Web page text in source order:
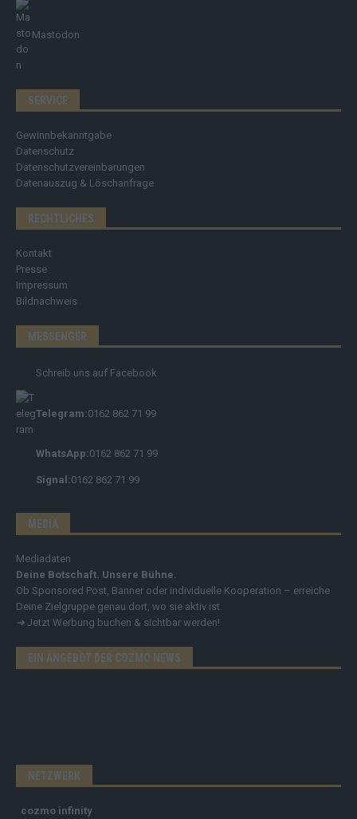
Mastodon
SERVICE
Gewinnbekanntgabe
Datenschutz
Datenschutzvereinbarungen
Datenauszug & Löschanfrage
RECHTLICHES
Kontakt
Presse
Impressum
Bildnachweis
MESSENGER
Schreib uns auf Facebook
Telegram:0162 862 71 99
WhatsApp:0162 862 71 99
Signal:0162 862 71 99
MEDIA
Mediadaten
Deine Botschaft. Unsere Bühne.
Ob Sponsored Post, Banner oder individuelle Kooperation – erreiche
Deine Zielgruppe genau dort, wo sie aktiv ist.
➔ Jetzt Werbung buchen & sichtbar werden!
EIN ANGEBOT DER COZMO NEWS
NETZWERK
cozmo infinity